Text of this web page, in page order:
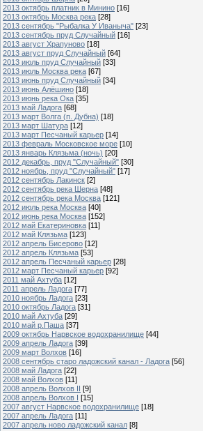
2013 октябрь платник в Минино [16]
2013 октябрь Москва река [28]
2013 сентябрь "Рыбалка У Иваныча" [23]
2013 сентябрь пруд Случайный [16]
2013 август Храпуново [18]
2013 август пруд Случайный [64]
2013 июль пруд Случайный [33]
2013 июль Москва река [67]
2013 июнь пруд Случайный [34]
2013 июнь Алёшино [18]
2013 июнь река Ока [35]
2013 май Ладога [68]
2013 март Волга (п. Дубна) [18]
2013 март Шатура [12]
2013 март Песчаный карьер [14]
2013 февраль Московское море [10]
2013 январь Клязьма (ночь) [20]
2012 декабрь, пруд "Случайный" [30]
2012 ноябрь, пруд "Случайный" [17]
2012 сентябрь Лакинск [2]
2012 сентябрь река Шерна [48]
2012 сентябрь река Москва [121]
2012 июль река Москва [40]
2012 июнь река Москва [152]
2012 май Екатериновка [11]
2012 май Клязьма [123]
2012 апрель Бисерово [12]
2012 апрель Клязьма [53]
2012 апрель Песчаный карьер [28]
2012 март Песчаный карьер [92]
2011 май Ахтуба [12]
2011 апрель Ладога [77]
2010 ноябрь Ладога [23]
2010 октябрь Ладога [31]
2010 май Ахтуба [29]
2010 май р.Паша [37]
2009 октябрь Нарвское водохранилище [44]
2009 апрель Ладога [39]
2009 март Волхов [16]
2008 сентябрь старо ладожский канал - Ладога [56]
2008 май Ладога [22]
2008 май Волхов [11]
2008 апрель Волхов II [9]
2008 апрель Волхов I [15]
2007 август Нарвское водохранилище [18]
2007 апрель Ладога [11]
2007 апрель ново ладожский канал [8]